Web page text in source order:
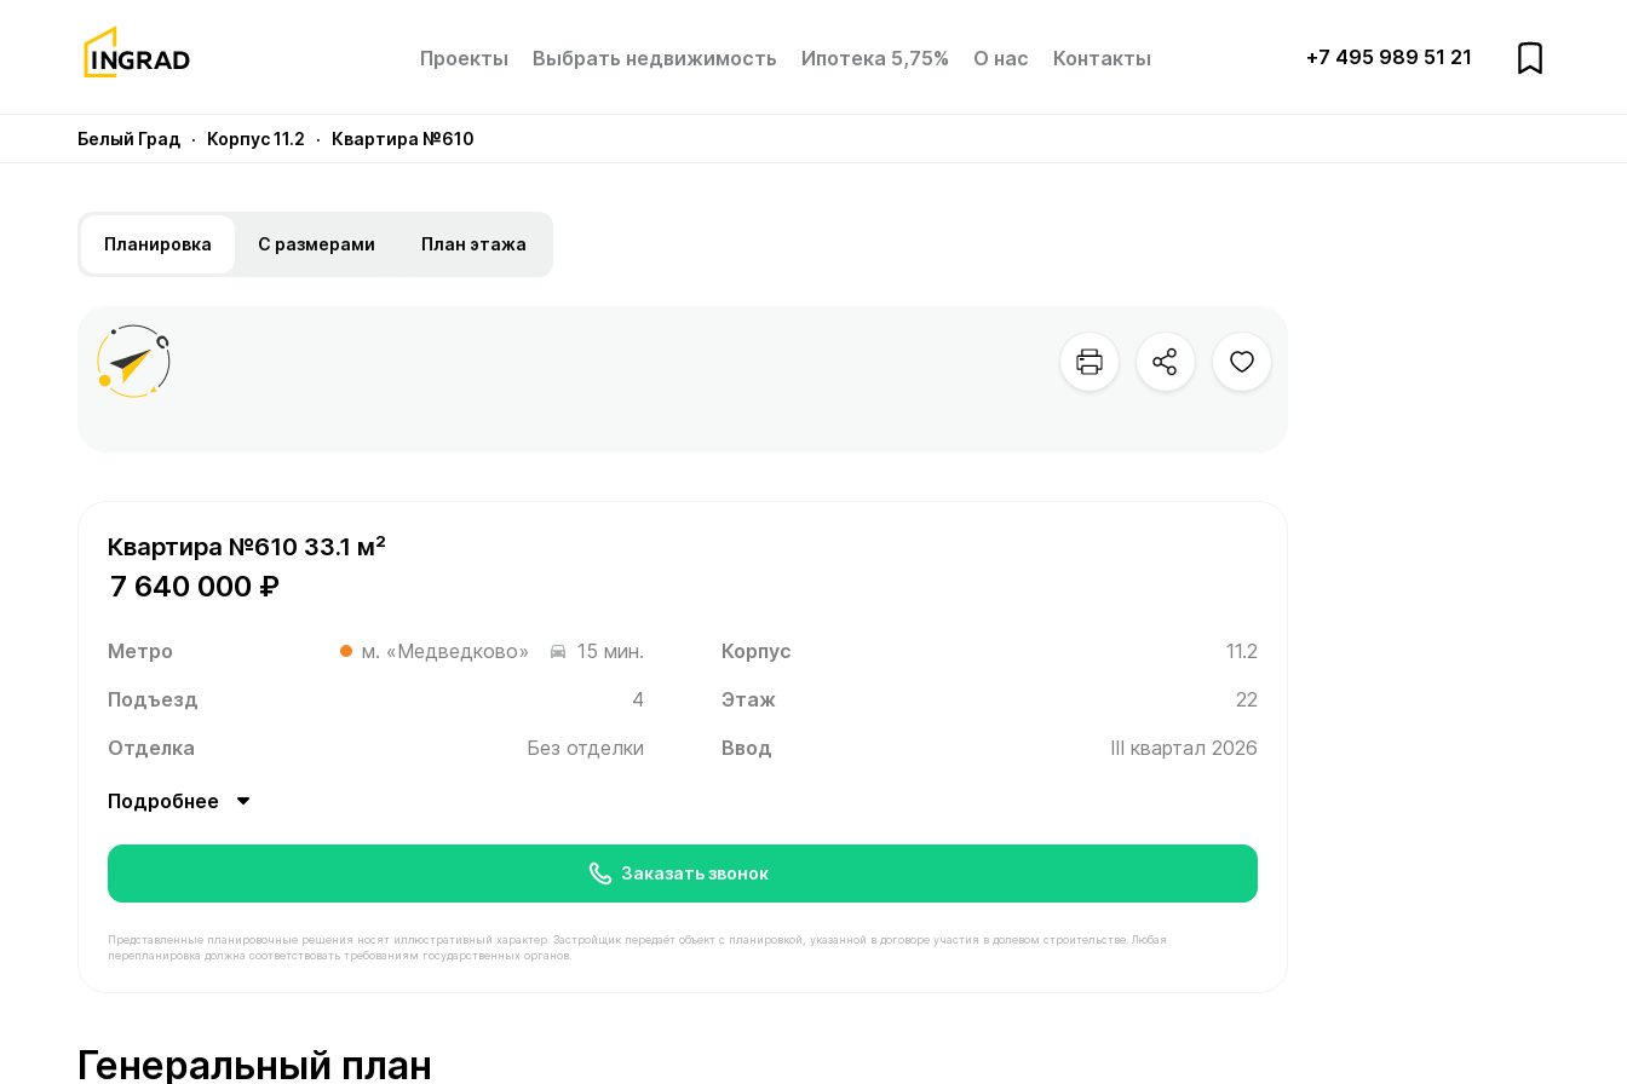
Проекты Выбрать недвижимость Ипотека 5,75% О нас Контакты +7 495 989 51 21
Белый Град · Корпус 11.2 · Квартира №610
Планировка С размерами План этажа
Квартира №610 33.1 м²
7 640 000 ₽
Метро м. «Медведково» 15 мин. Корпус 11.2
Подъезд 4 Этаж
22
Отделка
Без отделки Ввод III квартал 2026
Подробнее
Заказать звонок
Представленные планировочные решения носят иллюстративный характер. Застройщик передаёт объект с планировкой, указанной в договоре участия в долевом строительстве. Любая
перепланировка должна соответствовать требованиям государственных органов.
Генеральный план